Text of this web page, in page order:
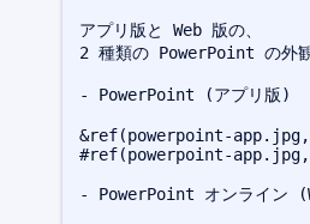
アプリ版と Web 版の、
2 種類の PowerPoint の外観
- PowerPoint (アプリ版)
&ref(powerpoint-
#ref(powerpoint-
- PowerPoint オンライン